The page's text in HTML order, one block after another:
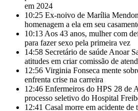
em 2024
10:25 Ex-noivo de Marília
homenagem a ela em seu
10:13 Aos 43 anos, mulher com
para fazer sexo pela primeira vez
14:58 Secretário de saúde Anoar
atitudes em criar comissão de
12:56 Virginia Fonseca mente
enfrenta crise na carreira
12:46 Enfermeiros do HPS 28 de
processo seletivo do Hospital
12:41 Casal morre em acidente de